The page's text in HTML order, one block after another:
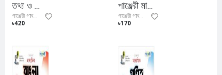
তথ্য ও যোগাযোগ প্রযুক্তি (ব্যবহারিকসহ)
পাঞ্জেরী পাবলিকেশন্স লিমিটেড
৳420
পাঞ্জেরী মাধ্যমিক নির্মিতি
পাঞ্জেরী পাবলিকেশন্স লিমিটেড
৳170